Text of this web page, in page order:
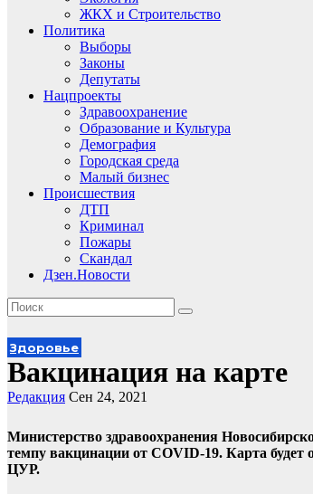
ЖКХ и Строительство
Политика
Выборы
Законы
Депутаты
Нацпроекты
Здравоохранение
Образование и Культура
Демография
Городская среда
Малый бизнес
Происшествия
ДТП
Криминал
Пожары
Скандал
Дзен.Новости
Здоровье
Вакцинация на карте
Редакция Сен 24, 2021
Министерство здравоохранения
темпу вакцинации от COVID-19. Карта будет
ЦУР.